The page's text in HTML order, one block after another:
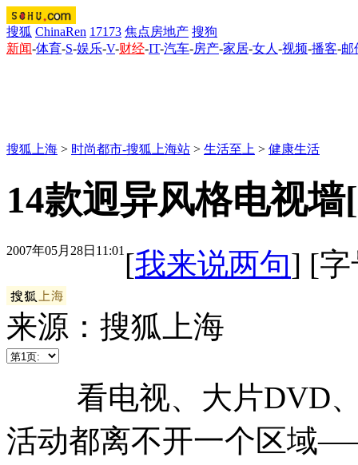
搜狐 ChinaRen 17173 焦点房地产 搜狗
新闻-体育-S-娱乐-V-财经-IT-汽车-房产-家居-女人 -视频-播客-邮
搜狐上海 > 时尚都市-搜狐上海站 > 生活至上 > 健康生活
14款迥异风格电视
2007年05月28日11:01 [我来说两句] [字
来源：搜狐上海
看电视、大片DVD、
活动都离不开一个区域